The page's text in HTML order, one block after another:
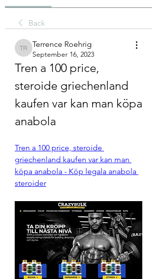
Back
Terrence Roehrig
Terrence Roehrig
September 16, 2023
Tren a 100 price,
steroide griechenland
kaufen var kan man köpa
anabola
Tren a 100 price, steroide
griechenland kaufen var kan man
köpa anabola - Köp legala anabola
steroider